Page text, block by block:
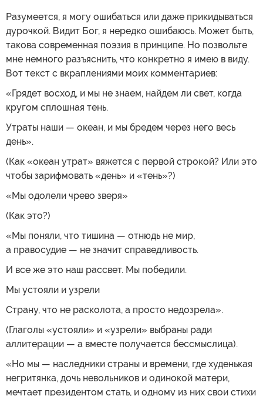
Разумеется, я могу ошибаться или даже прикидываться
дурочкой. Видит Бог, я нередко ошибаюсь. Может быть,
такова современная поэзия в принципе. Но позвольте
мне немного разъяснить, что конкретно я имею в виду.
Вот текст с вкраплениями моих комментариев:
«Грядет восход, и мы не знаем, найдем ли свет, когда
кругом сплошная тень.
Утраты наши — океан, и мы бредем через него весь
день».
(Как «океан утрат» вяжется с первой строкой? Или это
чтобы зарифмовать «день» и «тень»?)
«Мы одолели чрево зверя»
(Как это?)
«Мы поняли, что тишина — отнюдь не мир,
а правосудие — не значит справедливость.
И все же это наш рассвет. Мы победили.
Мы устояли и узрели
Страну, что не расколота, а просто недозрела».
(Глаголы «устояли» и «узрели» выбраны ради
аллитерации — а вместе получается бессмыслица).
«Но мы — наследники страны и времени, где худенькая
негритянка, дочь невольников и одинокой матери,
мечтает президентом стать, и одному из них свои стихи